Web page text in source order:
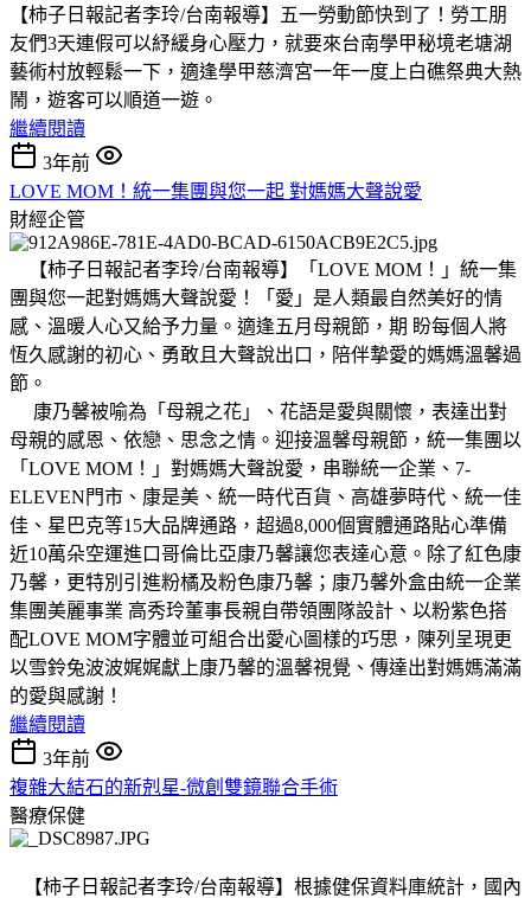
【柿子日報記者李玲/台南報導】五一勞動節快到了！勞工朋
友們3天連假可以紓緩身心壓力，就要來台南學甲秘境老塘湖
藝術村放輕鬆一下，適逢學甲慈濟宮一年一度上白礁祭典大熱
鬧，遊客可以順道一遊。
繼續閱讀
3年前
LOVE MOM！統一集團與您一起 對媽媽大聲說愛
財經企管
【柿子日報記者李玲/台南報導】「LOVE MOM！」統一集
團與您一起對媽媽大聲說愛！「愛」是人類最自然美好的情
感、溫暖人心又給予力量。適逢五月母親節，期 盼每個人將
恆久感謝的初心、勇敢且大聲說出口，陪伴摯愛的媽媽溫馨過
節。
康乃馨被喻為「母親之花」、花語是愛與關懷，表達出對
母親的感恩、依戀、思念之情。迎接溫馨母親節，統一集團以
「LOVE MOM！」對媽媽大聲說愛，串聯統一企業、7-
ELEVEN門市、康是美、統一時代百貨、高雄夢時代、統一佳
佳、星巴克等15大品牌通路，超過8,000個實體通路貼心準備
近10萬朵空運進口哥倫比亞康乃馨讓您表達心意。除了紅色康
乃馨，更特別引進粉橘及粉色康乃馨；康乃馨外盒由統一企業
集團美麗事業 高秀玲董事長親自帶領團隊設計、以粉紫色搭
配LOVE MOM字體並可組合出愛心圖樣的巧思，陳列呈現更
以雪鈴兔波波娓娓獻上康乃馨的溫馨視覺、傳達出對媽媽滿滿
的愛與感謝！
繼續閱讀
3年前
複雜大結石的新剋星-微創雙鏡聯合手術
醫療保健
【柿子日報記者李玲/台南報導】根據健保資料庫統計，國內